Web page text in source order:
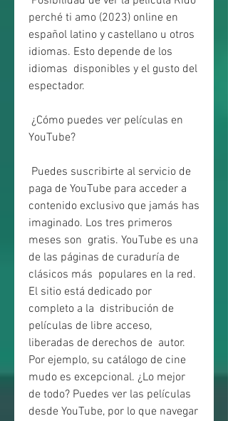
perché ti amo (2023) online en
español latino y castellano u otros
idiomas. Esto depende de los
idiomas  disponibles y el gusto del
espectador.
YouTube?
paga de YouTube para acceder a
contenido exclusivo que jamás has
imaginado. Los tres primeros
meses son  gratis. YouTube es una
de las páginas de curaduría de
clásicos más  populares en la red.
El sitio está dedicado por
completo a la  distribución de
películas de libre acceso,
liberadas de derechos de  autor.
Por ejemplo, su catálogo de cine
mudo es excepcional. ¿Lo mejor
de todo? Puedes ver las películas
desde YouTube, por lo que navegar